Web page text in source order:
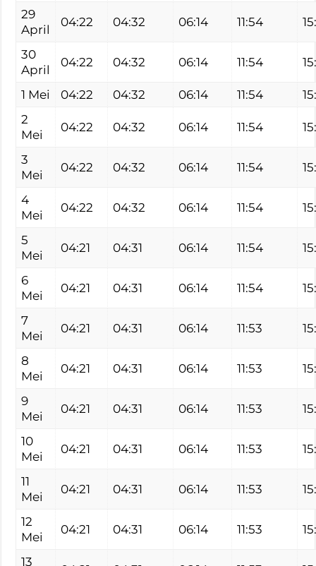
29
April
04:22 04:32 06:14 11:54
30
April
04:22 04:32 06:14 11:54
1 Mei 04:22 04:32 06:14 11:54
2
Mei
04:22 04:32 06:14 11:54
3
Mei
04:22 04:32 06:14 11:54
4
Mei
04:22 04:32 06:14 11:54
5
Mei
04:21 04:31 06:14 11:54
6
Mei
04:21 04:31 06:14 11:54
7
Mei
04:21 04:31 06:14 11:53
8
Mei
04:21 04:31 06:14 11:53
9
Mei
04:21 04:31 06:14 11:53
10
Mei
04:21 04:31 06:14 11:53
11
Mei
04:21 04:31 06:14 11:53
12
Mei
04:21 04:31 06:14 11:53
13